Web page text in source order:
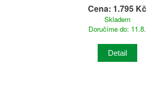
Cena: 1.795 Kč
Skladem
Doručíme do: 11.8.
Detail